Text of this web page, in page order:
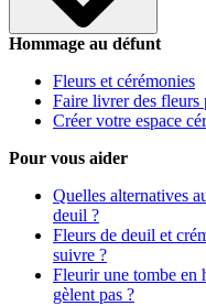
Hommage au défunt
Fleurs et cérémonies
Faire livrer des fleurs
Créer votre espace
Pour vous aider
Quelles alternatives
deuil ?
Fleurs de deuil et
suivre ?
Fleurir une tombe en
gèlent pas ?